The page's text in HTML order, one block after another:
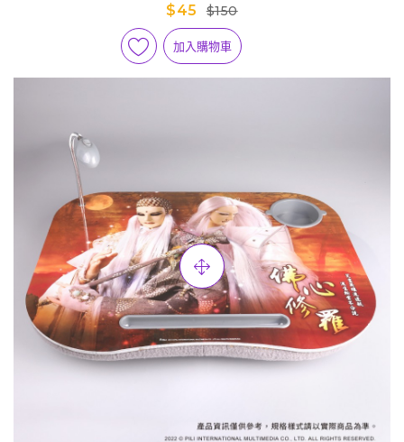
$45
$150
加入購物車